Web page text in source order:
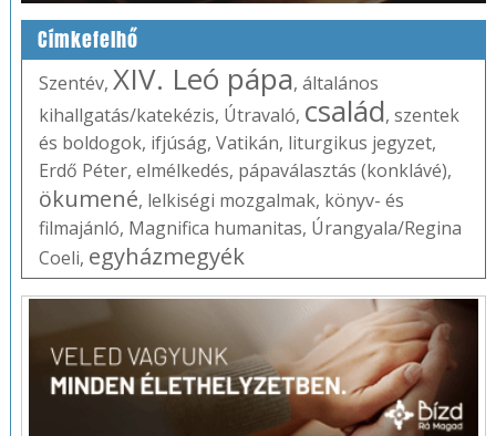
Címkefelhő
Szentév, XIV. Leó pápa, általános
kihallgatás/katekézis, Útravaló, család, szentek
és boldogok, ifjúság, Vatikán, liturgikus jegyzet,
Erdő Péter, elmélkedés, pápaválasztás (konklávé),
ökumené, lelkiségi mozgalmak, könyv- és
filmajánló, Magnifica humanitas, Úrangyala/Regina
Coeli, egyházmegyék